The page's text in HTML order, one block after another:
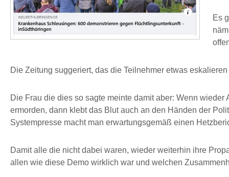
Es
Die Zeitung suggeriert, das die Teilnehmer etwas
Die Frau die dies so sagte meinte damit aber: Wenn
ermorden, dann klebt das Blut auch an den Händen der
Systempresse macht man erwartungsgemäß einen
Damit alle die nicht dabei waren, wieder weiterhin ihre
allen wie diese Demo wirklich war und welchen